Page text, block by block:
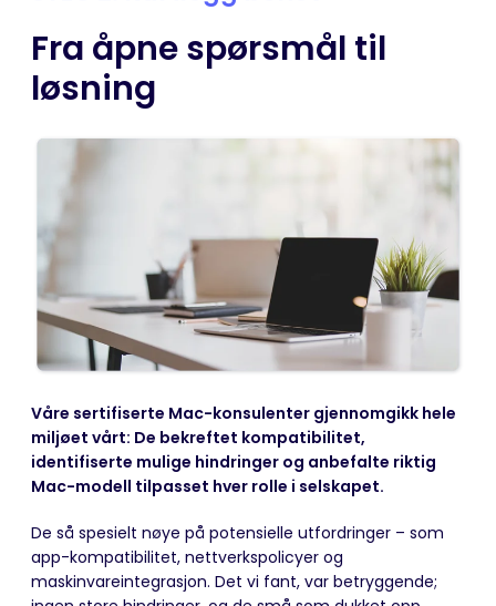
Fra åpne spørsmål til
løsning
Våre sertifiserte Mac-konsulenter gjennomgikk hele
miljøet vårt: De bekreftet kompatibilitet,
identifiserte mulige hindringer og anbefalte riktig
Mac-modell tilpasset hver rolle i selskapet.
De så spesielt nøye på potensielle utfordringer – som
app-kompatibilitet, nettverkspolicyer og
maskinvareintegrasjon. Det vi fant, var betryggende;